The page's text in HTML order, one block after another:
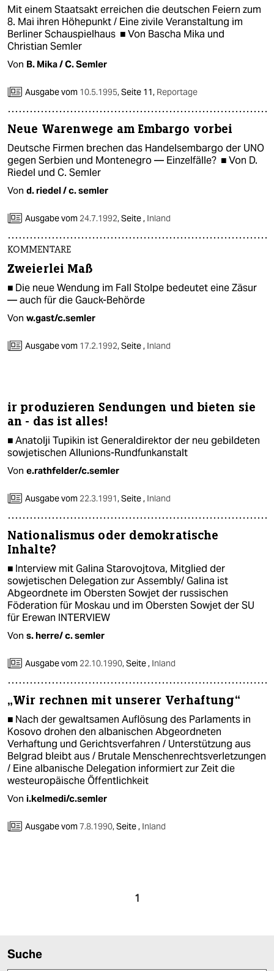
Mit einem Staatsakt erreichen die deutschen Feiern zum
8. Mai ihren Höhepunkt / Eine zivile Veranstaltung im
Berliner Schauspielhaus ■ Von Bascha Mika und
Christian Semler
Von B. Mika / C. Semler
Ausgabe vom 10.5.1995,Seite 11, Reportage
Neue Warenwege am Embargo vorbei
Deutsche Firmen brechen das Handelsembargo der UNO
gegen Serbien und Montenegro — Einzelfälle? ■ Von D.
Riedel und C. Semler
Von d. riedel / c. semler
Ausgabe vom 24.7.1992,Seite , Inland
KOMMENTARE
Zweierlei Maß
■ Die neue Wendung im Fall Stolpe bedeutet eine Zäsur
— auch für die Gauck-Behörde
Von w.gast/c.semler
Ausgabe vom 17.2.1992,Seite , Inland
ir produzieren Sendungen und bieten sie
an - das ist alles!
■ Anatolji Tupikin ist Generaldirektor der neu gebildeten
sowjetischen Allunions-Rundfunkanstalt
Von e.rathfelder/c.semler
Ausgabe vom 22.3.1991,Seite , Inland
Nationalismus oder demokratische
Inhalte?
■ Interview mit Galina Starovojtova, Mitglied der
sowjetischen Delegation zur Assembly/ Galina ist
Abgeordnete im Obersten Sowjet der russischen
Föderation für Moskau und im Obersten Sowjet der SU
für Erewan INTERVIEW
Von s. herre/ c. semler
Ausgabe vom 22.10.1990,Seite , Inland
„Wir rechnen mit unserer Verhaftung“
■ Nach der gewaltsamen Auflösung des Parlaments in
Kosovo drohen den albanischen Abgeordneten
Verhaftung und Gerichtsverfahren / Unterstützung aus
Belgrad bleibt aus / Brutale Menschenrechtsverletzungen
/ Eine albanische Delegation informiert zur Zeit die
westeuropäische Öffentlichkeit
Von i.kelmedi/c.semler
Ausgabe vom7.8.1990,Seite , Inland
1
Suche